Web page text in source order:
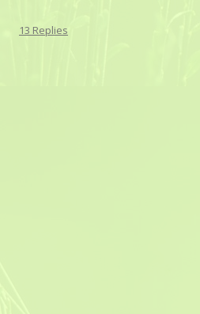
13 Replies